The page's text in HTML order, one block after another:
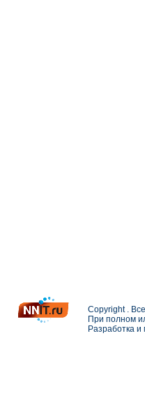
Copyright .
При полном
Разработка